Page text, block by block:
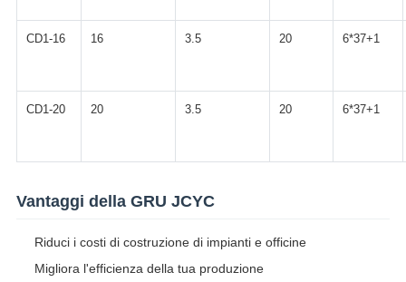
CD1-16 16 3.5 20 6*37+1
CD1-20 20 3.5 20 6*37+1
Vantaggi della GRU JCYC
Riduci i costi di costruzione di impianti e officine
Migliora l'efficienza della tua produzione